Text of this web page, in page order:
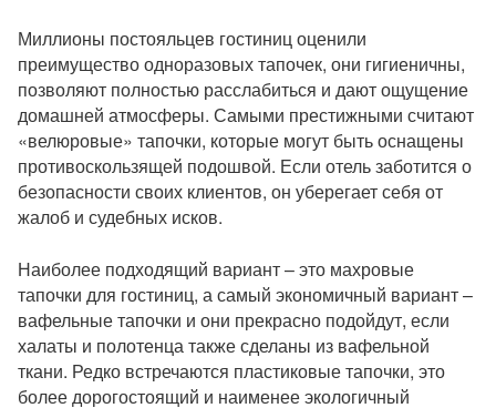
Миллионы постояльцев гостиниц оценили
преимущество одноразовых тапочек, они гигиеничны,
позволяют полностью расслабиться и дают ощущение
домашней атмосферы. Самыми престижными считают
«велюровые» тапочки, которые могут быть оснащены
противоскользящей подошвой. Если отель заботится о
безопасности своих клиентов, он уберегает себя от
жалоб и судебных исков.
Наиболее подходящий вариант – это махровые
тапочки для гостиниц, а самый экономичный вариант –
вафельные тапочки и они прекрасно подойдут, если
халаты и полотенца также сделаны из вафельной
ткани. Редко встречаются пластиковые тапочки, это
более дорогостоящий и наименее экологичный